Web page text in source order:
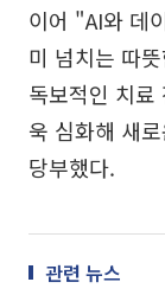
이어 "AI와 데
미 넘치는 따
독보적인 치료
욱 심화해 새
당부했다.
관련 뉴스